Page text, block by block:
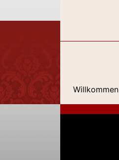
Willkommen